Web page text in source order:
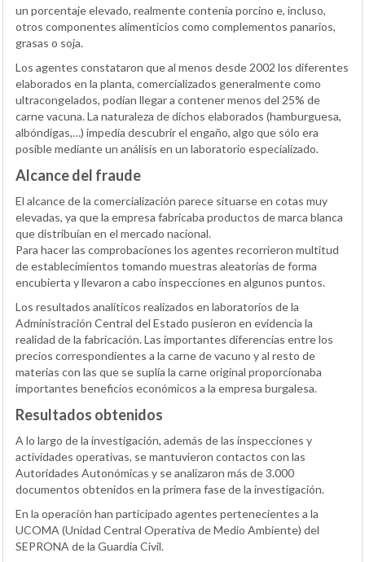
un porcentaje elevado, realmente contenía porcino e, incluso,
otros componentes alimenticios como complementos panarios,
grasas o soja.
Los agentes constataron que al menos desde 2002 los diferentes
elaborados en la planta, comercializados generalmente como
ultracongelados, podían llegar a contener menos del 25% de
carne vacuna. La naturaleza de dichos elaborados (hamburguesa,
albóndigas,…) impedía descubrir el engaño, algo que sólo era
posible mediante un análisis en un laboratorio especializado.
Alcance del fraude
El alcance de la comercialización parece situarse en cotas muy
elevadas, ya que la empresa fabricaba productos de marca blanca
que distribuían en el mercado nacional.
Para hacer las comprobaciones los agentes recorrieron multitud
de establecimientos tomando muestras aleatorias de forma
encubierta y llevaron a cabo inspecciones en algunos puntos.
Los resultados analíticos realizados en laboratorios de la
Administración Central del Estado pusieron en evidencia la
realidad de la fabricación. Las importantes diferencias entre los
precios correspondientes a la carne de vacuno y al resto de
materias con las que se suplía la carne original proporcionaba
importantes beneficios económicos a la empresa burgalesa.
Resultados obtenidos
A lo largo de la investigación, además de las inspecciones y
actividades operativas, se mantuvieron contactos con las
Autoridades Autonómicas y se analizaron más de 3.000
documentos obtenidos en la primera fase de la investigación.
En la operación han participado agentes pertenecientes a la
UCOMA (Unidad Central Operativa de Medio Ambiente) del
SEPRONA de la Guardia Civil.